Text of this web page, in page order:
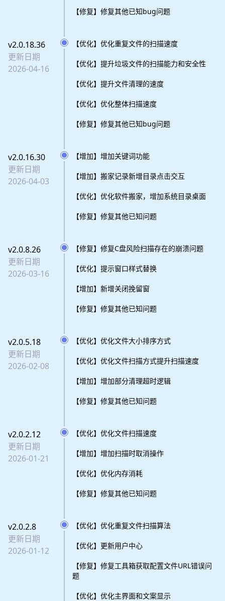
【修复】修复其他已知bug问题
v2.0.18.36
更新日期
2026-04-16
【优化】优化重复文件的扫描速度
【优化】提升垃圾文件的扫描能力和安全性
【优化】提升文件清理的速度
【优化】优化整体扫描速度
【修复】修复其他已知bug问题
v2.0.16.30
更新日期
2026-04-03
【增加】增加关键词功能
【增加】搬家记录新增目录点击交互
【优化】优化软件搬家，增加系统目录桌面
【修复】修复其他已知问题
v2.0.8.26
更新日期
2026-03-16
【修复】修复C盘风险扫描存在的崩溃问题
【优化】提示窗口样式替换
【增加】新增关闭挽留窗
【修复】修复其他已知问题
v2.0.5.18
更新日期
2026-02-08
【优化】优化文件大小排序方式
【优化】优化文件扫描方式提升扫描速度
【增加】增加部分清理超时逻辑
【修复】修复其他已知问题
v2.0.2.12
更新日期
2026-01-21
【优化】优化文件扫描速度
【增加】增加扫描时取消操作
【优化】优化内存消耗
【修复】修复其他已知问题
v2.0.2.8
更新日期
2026-01-12
【优化】优化重复文件扫描算法
【优化】更新用户中心
【修复】修复工具箱获取配置文件URL错误问
题
【优化】优化主界面和文案显示